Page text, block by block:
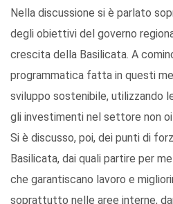
Nella discussione si è parlato
degli obiettivi del governo
crescita della Basilicata. A
programmatica fatta in questi
sviluppo sostenibile, utilizzando
gli investimenti nel settore non
Si è discusso, poi, dei punti di
Basilicata, dai quali partire per
che garantiscano lavoro e
soprattutto nelle aree interne,